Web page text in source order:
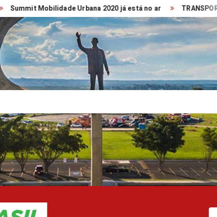
Urbana 2020 já está no ar TRANSPORTE